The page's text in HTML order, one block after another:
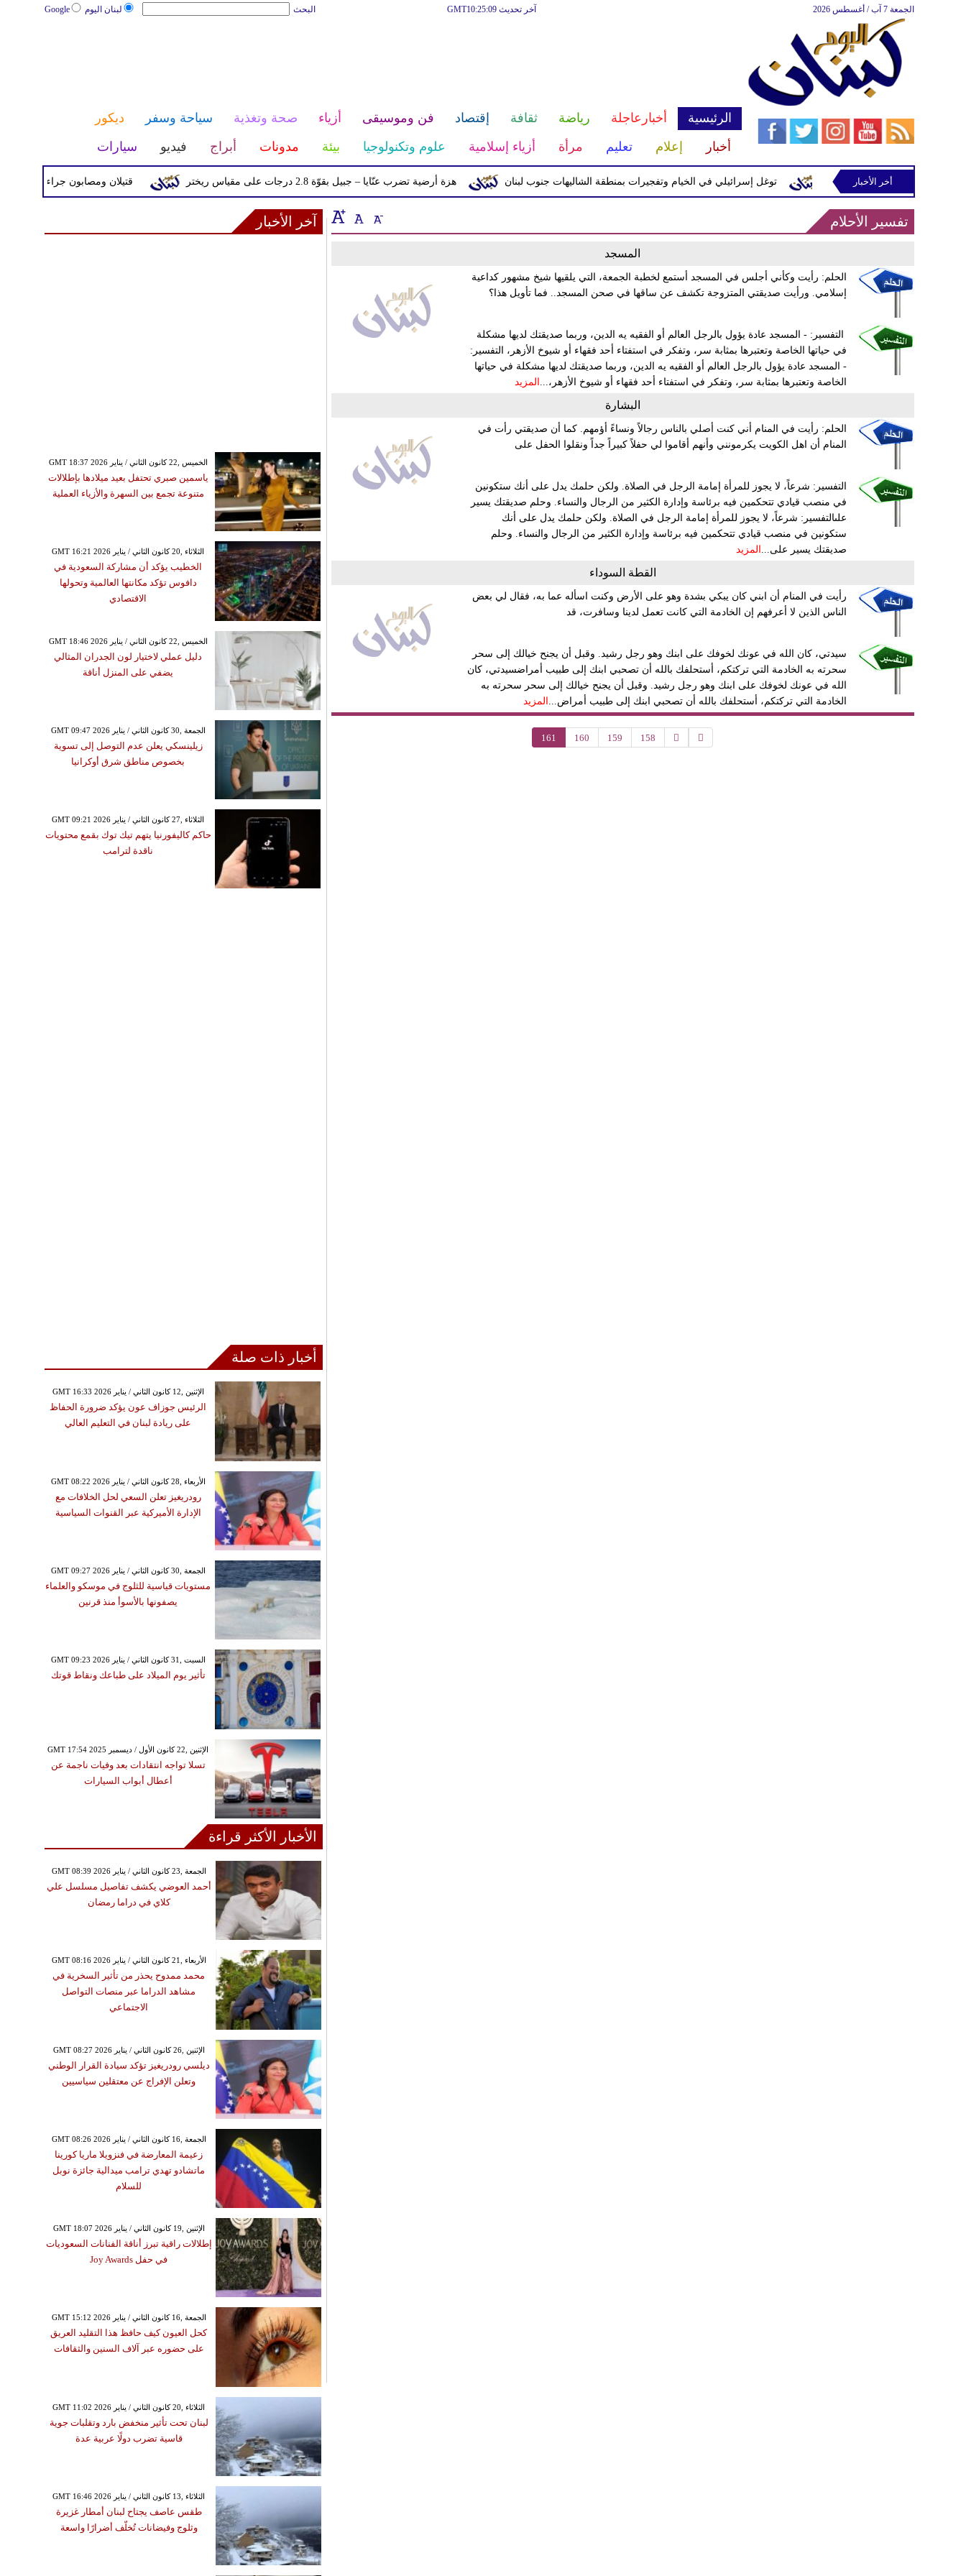
لبنان اليوم Google البحث آخر تحديث GMT10:25:09 الجمعة 7 آب / أغسطس 2026
الرئيسية أخبارعاجلة رياضة ثقافة إقتصاد فن وموسيقى أزياء صحة وتغذية سياحة وسفر
ديكور
أخبار
إعلام تعليم مرأة أزياء إسلامية علوم وتكنولوجيا بيئة مدونات أبراج فيديو سيارات
قتيلان ومصابون جراء 14 غارة إسرائيلية على شرق وجنوب لبنان هزة أرضية تضرب عنّايا – جبيل بقوّة 2.8 درجات على مقياس ريختر توغل إسرائيلي في الخيام وتفجيرات بمنطقة الشاليهات جنوب لبنان إسرائيلية في رب ثلاثين
أخر الأخبار
تفسير الأحلام
المسجد
‏الحلم: رأيت وكأني أجلس في المسجد أستمع لخطبة الجمعة، التي ‏يلقيها شيخ مشهور كداعية
إسلامي. ورأيت صديقتي المتزوجة تكشف عن ساقها في صحن المسجد.. فما تأويل هذا؟
‏ التفسير: ‏- المسجد عادة يؤول بالرجل العالم أو الفقيه يه الدين، وربما ‏صديقتك لديها مشكلة
في حياتها الخاصة وتعتبرها بمثابة سر، وتفكر في استفتاء أحد فقهاء أو شيوخ الأزهر، ‏ التفسير:
‏- المسجد عادة يؤول بالرجل العالم أو الفقيه يه الدين، وربما ‏صديقتك لديها مشكلة في حياتها
الخاصة وتعتبرها بمثابة سر، وتفكر في استفتاء أحد فقهاء أو شيوخ الأزهر،... المزيد
‏البشارة
الحلم: رأيت في المنام أني كنت أصلي بالناس رجالاً ونساءً أؤمهم. كما أن صديقتي رأت في
المنام أن اهل الكويت يكرمونني وأنهم أقاموا لي حفلاً كبيراً جداً ونقلوا الحفل على
التفسير: شرعاً، لا يجوز للمرأة إمامة الرجل في الصلاة. ولكن حلمك يدل على أنك ستكونين
في منصب قيادي تتحكمين فيه برئاسة وإدارة الكثير من الرجال والنساء. وحلم صديقتك يسير
علىالتفسير: شرعاً، لا يجوز للمرأة إمامة الرجل في الصلاة. ولكن حلمك يدل على أنك
ستكونين في منصب قيادي تتحكمين فيه برئاسة وإدارة الكثير من الرجال والنساء. وحلم
صديقتك يسير على... المزيد
القطة السوداء
رأيت في المنام أن ابني كان يبكي بشدة وهو على الأرض وكنت اسأله عما به، فقال لي بعض
الناس الذين لا أعرفهم إن الخادمة التي كانت تعمل لدينا وسافرت، قد
سيدتي، كان الله في عونك لخوفك على ابنك وهو رجل رشيد. وقبل أن يجنح خيالك إلى سحر
سحرته به الخادمة التي تركتكم، أستحلفك بالله أن تصحبي ابنك إلى طبيب أمراضسيدتي، كان
الله في عونك لخوفك على ابنك وهو رجل رشيد. وقبل أن يجنح خيالك إلى سحر سحرته به
الخادمة التي تركتكم، أستحلفك بالله أن تصحبي ابنك إلى طبيب أمراض... المزيد
158
159
160
161
آخر الأخبار
GMT 18:37 2026 الخميس ,22 كانون الثاني / يناير
ياسمين صبري تحتفل بعيد ميلادها بإطلالات
متنوعة تجمع بين السهرة والأزياء العملية
GMT 16:21 2026 الثلاثاء ,20 كانون الثاني / يناير
الخطيب يؤكد أن مشاركة السعودية في
دافوس تؤكد مكانتها العالمية وتحولها
الاقتصادي
GMT 18:46 2026 الخميس ,22 كانون الثاني / يناير
دليل عملي لاختيار لون الجدران المثالي
يضفي على المنزل أناقة
GMT 09:47 2026 الجمعة ,30 كانون الثاني / يناير
زيلينسكي يعلن عدم التوصل إلى تسوية
بخصوص مناطق شرق أوكرانيا
GMT 09:21 2026 الثلاثاء ,27 كانون الثاني / يناير
حاكم كاليفورنيا يتهم تيك توك بقمع محتويات
ناقدة لترامب
أخبار ذات صلة
GMT 16:33 2026 الإثنين ,12 كانون الثاني / يناير
الرئيس جوزاف عون يؤكد ضرورة الحفاظ
على ريادة لبنان في التعليم العالي
GMT 08:22 2026 الأربعاء ,28 كانون الثاني / يناير
رودريغيز تعلن السعي لحل الخلافات مع
الإدارة الأميركية عبر القنوات السياسية
GMT 09:27 2026 الجمعة ,30 كانون الثاني / يناير
مستويات قياسية للثلوج في موسكو والعلماء
يصفونها بالأسوأ منذ قرنين
GMT 09:23 2026 السبت ,31 كانون الثاني / يناير
تأثير يوم الميلاد على طباعك ونقاط قوتك
GMT 17:54 2025 الإثنين ,22 كانون الأول / ديسمبر
تسلا تواجه انتقادات بعد وفيات ناجمة عن
أعطال أبواب السيارات
الأخبار الأكثر قراءة
GMT 08:39 2026 الجمعة ,23 كانون الثاني / يناير
أحمد العوضي يكشف تفاصيل مسلسل علي
كلاي في دراما رمضان
GMT 08:16 2026 الأربعاء ,21 كانون الثاني / يناير
محمد ممدوح يحذر من تأثير السخرية في
مشاهد الدراما عبر منصات التواصل
الاجتماعي
GMT 08:27 2026 الإثنين ,26 كانون الثاني / يناير
ديلسي رودريغيز تؤكد سيادة القرار الوطني
وتعلن الإفراج عن معتقلين سياسيين
GMT 08:26 2026 الجمعة ,16 كانون الثاني / يناير
زعيمة المعارضة في فنزويلا ماريا كورينا
ماتشادو تهدي ترامب ميدالية جائزة نوبل
للسلام
GMT 18:07 2026 الإثنين ,19 كانون الثاني / يناير
إطلالات راقية تبرز أناقة الفنانات السعوديات
في حفل Joy Awards
GMT 15:12 2026 الجمعة ,16 كانون الثاني / يناير
كحل العيون كيف حافظ هذا التقليد العريق
على حضوره عبر آلاف السنين والثقافات
GMT 11:02 2026 الثلاثاء ,20 كانون الثاني / يناير
لبنان تحت تأثير منخفض بارد وتقلبات جوية
قاسية تضرب دولًا عربية عدة
GMT 16:46 2026 الثلاثاء ,13 كانون الثاني / يناير
طقس عاصف يجتاح لبنان أمطار غزيرة
وثلوج وفيضانات تُخلّف أضرارًا واسعة